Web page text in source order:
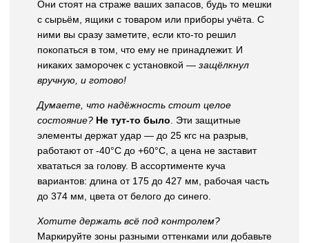
Они стоят на страже ваших запасов, будь то мешки
с сырьём, ящики с товаром или приборы учёта. С
ними вы сразу заметите, если кто-то решил
покопаться в том, что ему не принадлежит. И
никаких заморочек с установкой — защёлкнул
вручную, и готово!
Думаете, что надёжность стоит целое
состояние? Не тут-то было. Эти защитные
элементы держат удар — до 25 кгс на разрыв,
работают от -40°C до +60°C, а цена не заставит
хвататься за голову. В ассортименте куча
вариантов: длина от 175 до 427 мм, рабочая часть
до 374 мм, цвета от белого до синего.
Хотите держать всё под контролем?
Маркируйте зоны разными оттенками или добавьте